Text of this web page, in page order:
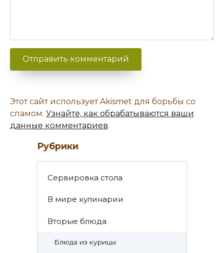
Этот сайт использует Akismet для борьбы со
спамом. Узнайте, как обрабатываются ваши
данные комментариев.
Рубрики
Cервировка стола
В мире кулинарии
Вторые блюда
Блюда из курицы